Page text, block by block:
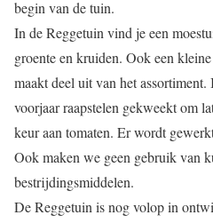
begin van de tuin.
In de Reggetuin vind je een
groente en kruiden. Ook een
maakt deel uit van het
voorjaar raapstelen gekweekt om
keur aan tomaten. Er wordt
Ook maken we geen gebruik van
bestrijdingsmiddelen.
De Reggetuin is nog volop in